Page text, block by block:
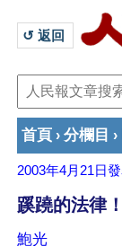
↺ 返回
首頁 › 分欄目 ›
2003年4月21日
蹊蹺的法律
鮑光